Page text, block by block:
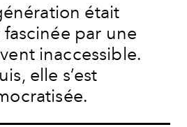
était
par une
inaccessible.
elle s’est